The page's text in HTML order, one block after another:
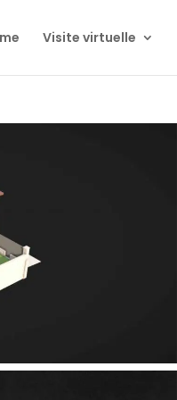
Visite virtuelle